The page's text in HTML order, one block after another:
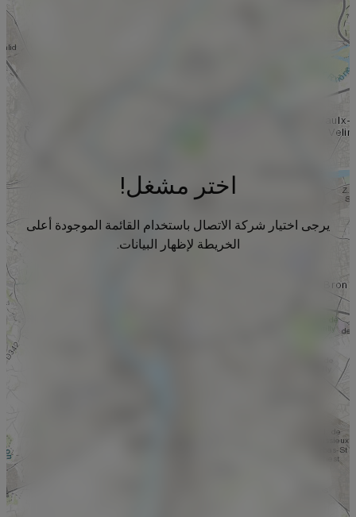
اختر مشغل!
يرجى اختيار شركة الاتصال باستخدام القائمة الموجودة أعلى
الخريطة لإظهار البيانات.